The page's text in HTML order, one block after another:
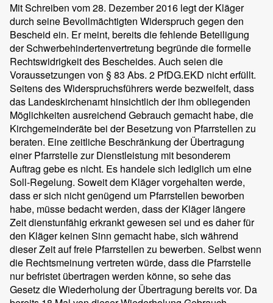
Mit Schreiben vom 28. Dezember 2016 legt der Kläger
durch seine Bevollmächtigten Widerspruch gegen den
Bescheid ein. Er meint, bereits die fehlende Beteiligung
der Schwerbehindertenvertretung begründe die formelle
Rechtswidrigkeit des Bescheides. Auch seien die
Voraussetzungen von § 83 Abs. 2 PfDG.EKD nicht erfüllt.
Seitens des Widerspruchsführers werde bezweifelt, dass
das Landeskirchenamt hinsichtlich der ihm obliegenden
Möglichkeiten ausreichend Gebrauch gemacht habe, die
Kirchgemeinderäte bei der Besetzung von Pfarrstellen zu
beraten. Eine zeitliche Beschränkung der Übertragung
einer Pfarrstelle zur Dienstleistung mit besonderem
Auftrag gebe es nicht. Es handele sich lediglich um eine
Soll-Regelung. Soweit dem Kläger vorgehalten werde,
dass er sich nicht genügend um Pfarrstellen beworben
habe, müsse bedacht werden, dass der Kläger längere
Zeit dienstunfähig erkrankt gewesen sei und es daher für
den Kläger keinen Sinn gemacht habe, sich während
dieser Zeit auf freie Pfarrstellen zu bewerben. Selbst wenn
die Rechtsmeinung vertreten würde, dass die Pfarrstelle
nur befristet übertragen werden könne, so sehe das
Gesetz die Wiederholung der Übertragung bereits vor. Da